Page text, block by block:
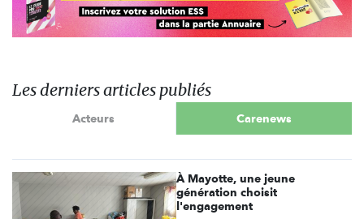
Les derniers articles publiés
Acteurs Carenews
À Mayotte, une jeune
génération choisit
l'engagement